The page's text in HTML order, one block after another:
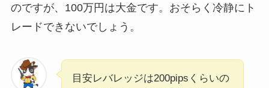
のですが、100万円は大金です。おそらく冷静にト
レードできないでしょう。
目安レバレッジは200pipsくらいの